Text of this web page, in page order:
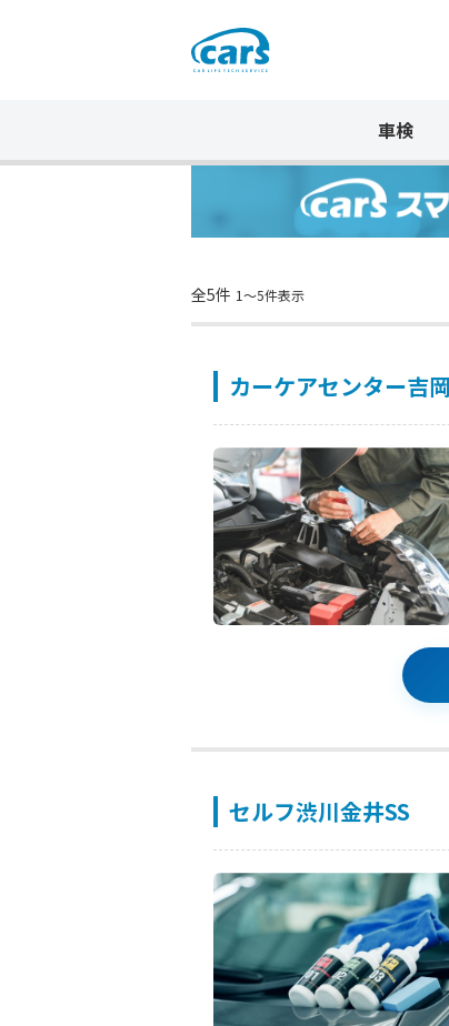
車検
全5件 1〜5件表示
カーケアセンター吉
セルフ渋川金井SS